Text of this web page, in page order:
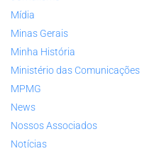
Mídia
Minas Gerais
Minha História
Ministério das Comunicações
MPMG
News
Nossos Associados
Notícias